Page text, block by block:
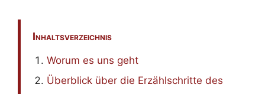
Inhaltsverzeichnis
Worum es uns geht
Überblick über die Erzählschritte des